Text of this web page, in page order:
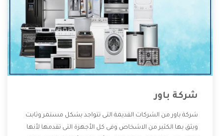
شركة باور
شركة باور من الشركات القديمة التى تتواجد بشكل مستمر وثابت
ويثق بها الكثير من الاشخاص وفى كل الأجهزة التى تقدمها لأنها